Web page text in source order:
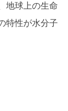
地球上の生命
特性が水分子